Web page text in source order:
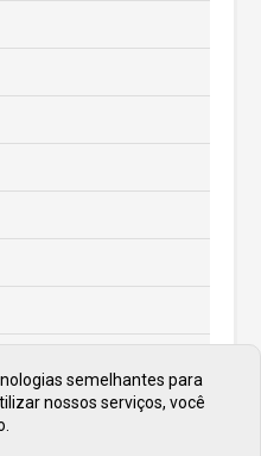
semelhantes para
nossos serviços, você